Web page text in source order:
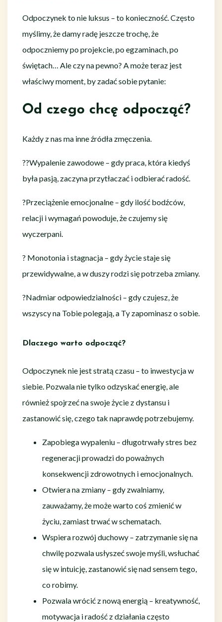
Odpoczynek to nie luksus – to konieczność. Często
myślimy, że damy radę jeszcze trochę, że
odpoczniemy po projekcie, po egzaminach, po
świętach… Ale czy na pewno? A może teraz jest
właściwy moment, by zadać sobie pytanie:
Od czego chcę odpocząć?
Każdy z nas ma inne źródła zmęczenia.
?‍?Wypalenie zawodowe – gdy praca, która kiedyś
była pasją, zaczyna przytłaczać i odbierać radość.
?Przeciążenie emocjonalne – gdy ilość bodźców,
relacji i wymagań powoduje, że czujemy się
wyczerpani.
? Monotonia i stagnacja – gdy życie staje się
przewidywalne, a w duszy rodzi się potrzeba zmiany.
?Nadmiar odpowiedzialności – gdy czujesz, że
wszyscy na Tobie polegają, a Ty zapominasz o sobie.
Dlaczego warto odpocząć?
Odpoczynek nie jest stratą czasu – to inwestycja w
siebie. Pozwala nie tylko odzyskać energię, ale
również spojrzeć na swoje życie z dystansu i
zastanowić się, czego tak naprawdę potrzebujemy.
Zapobiega wypaleniu – długotrwały stres bez
regeneracji prowadzi do poważnych
konsekwencji zdrowotnych i emocjonalnych.
Otwiera na zmiany – gdy zwalniamy,
zauważamy, że może warto coś zmienić w
życiu, zamiast trwać w schematach.
Wspiera rozwój duchowy – zatrzymanie się na
chwilę pozwala usłyszeć swoje myśli, wsłuchać
się w intuicję, zastanowić się nad sensem tego,
co robimy.
Pozwala wrócić z nową energią – kreatywność,
motywacja i radość z działania często